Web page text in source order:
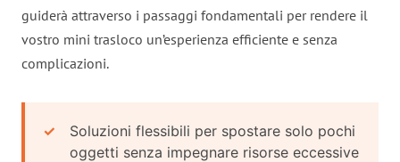
guiderà attraverso i passaggi fondamentali per rendere il
vostro mini trasloco un’esperienza efficiente e senza
complicazioni.
Soluzioni flessibili per spostare solo pochi
oggetti senza impegnare risorse eccessive